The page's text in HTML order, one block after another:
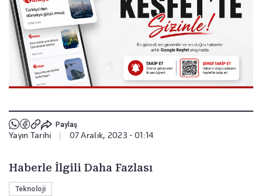
Paylaş
Yayın Tarihi 07 Aralık, 2023 - 01:14
Haberle İlgili Daha Fazlası
Teknoloji